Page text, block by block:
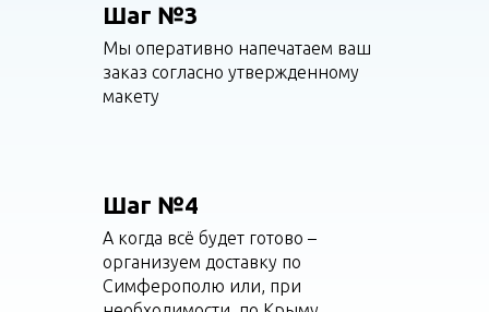
Шаг №3
Мы оперативно напечатаем ваш
заказ согласно утвержденному
макету
Шаг №4
А когда всё будет готово –
организуем доставку по
Симферополю или, при